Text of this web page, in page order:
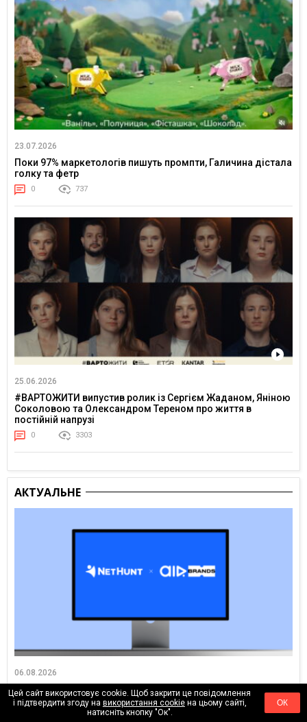
23.07.2026
Поки 97% маркетологів пишуть промпти, Галичина дістала
голку та фетр
0 737
25.06.2026
#ВАРТОЖИТИ випустив ролик із Сергієм Жаданом, Яніною
Соколовою та Олександром Тереном про життя в
постійній напрузі
0 3303
АКТУАЛЬНЕ
06.08.2026
Як налаштувати процеси для агенції: досвід AIR Brands у
NetHunt CRM
513
Цей сайт використовує cookie. Щоб закрити це повідомлення
і підтвердити згоду на використання cookieна цьому сайті,
натисніть кнопку "Ок".
ОК